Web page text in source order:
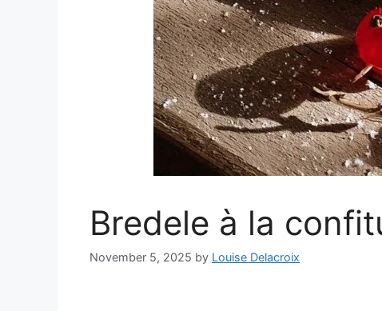
Bredele à la
November 5, 2025 by Louise Delacroix